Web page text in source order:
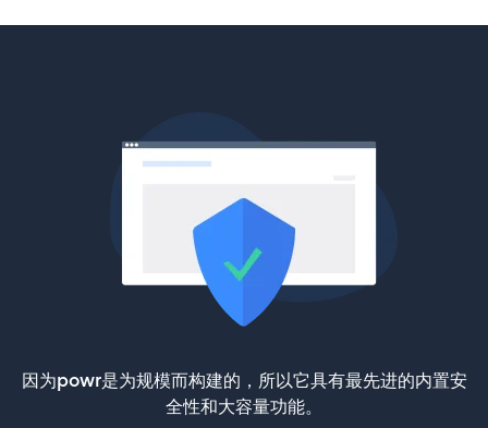
因为powr是为规模而构建的，所以它具有最先进的内置安
全性和大容量功能。